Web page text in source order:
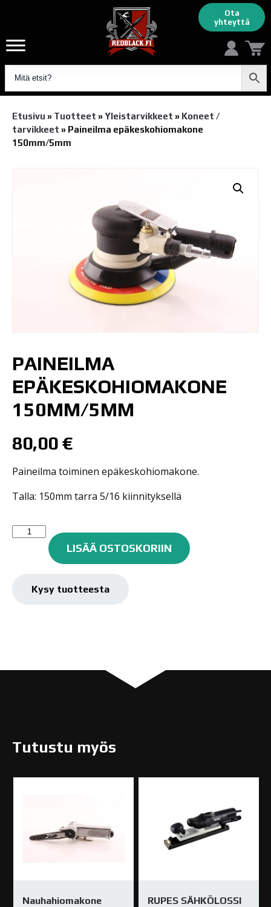
Ota
yhteyttä
Etusivu » Tuotteet » Yleistarvikkeet » Koneet /
tarvikkeet » Paineilma epäkeskohiomakone
150mm/5mm
PAINEILMA
EPÄKESKOHIOMAKONE
150MM/5MM
80,00 €
Paineilma toiminen epäkeskohiomakone.
Talla: 150mm tarra 5/16 kiinnityksellä
Paineilma
epäkeskohiomakone
150mm/5mm
LISÄÄ OSTOSKORIIN
Kysy tuotteesta
Tutustu myös
Nauhahiomakone
RUPES SÄHKÖLOSSI